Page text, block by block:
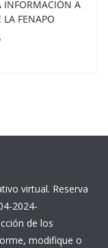
INFORMACIÓN A
LA FENAPO
virtual. Reserva
2024-
de los
modifique o